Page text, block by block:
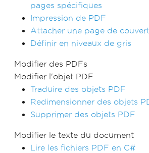
pages spécifiques
Impression de PDF
Attacher une page de
Définir en niveaux de gris
Modifier des PDFs
Modifier l'objet PDF
Traduire des objets PDF
Redimensionner des objets
Supprimer des objets PDF
Modifier le texte du document
Lire les fichiers PDF en C#